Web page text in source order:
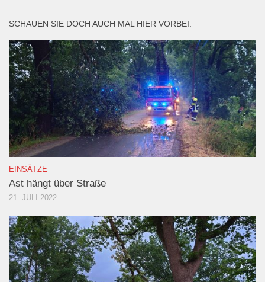
SCHAUEN SIE DOCH AUCH MAL HIER VORBEI:
EINSÄTZE
Ast hängt über Straße
21. JULI 2022